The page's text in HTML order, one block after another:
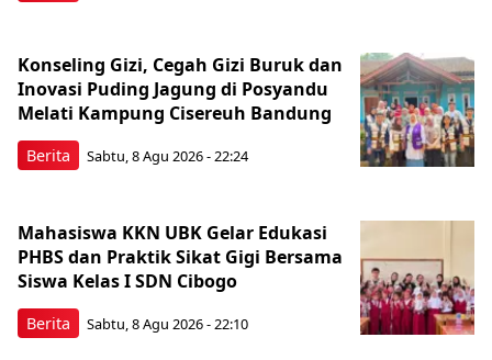
Berita
Konseling Gizi, Cegah Gizi Buruk dan
Inovasi Puding Jagung di Posyandu
Melati Kampung Cisereuh Bandung
Sabtu, 8 Agu 2026 - 22:24
Berita
Mahasiswa KKN UBK Gelar Edukasi
PHBS dan Praktik Sikat Gigi Bersama
Siswa Kelas I SDN Cibogo
Sabtu, 8 Agu 2026 - 22:10